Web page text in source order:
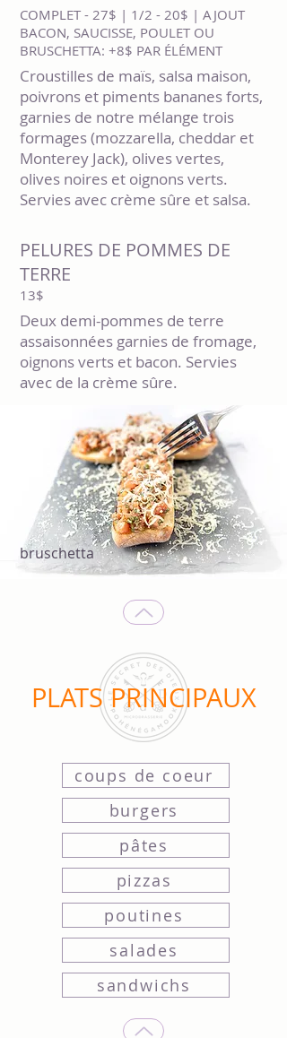
COMPLET - 27$ | 1/2 - 20$ | AJOUT
BACON, SAUCISSE, POULET OU
BRUSCHETTA: +8$ PAR ÉLÉMENT
Croustilles de maïs, salsa maison,
poivrons et piments bananes forts,
garnies de notre mélange trois
formages (mozzarella, cheddar et
Monterey Jack), olives vertes,
olives noires et oignons verts.
Servies avec crème sûre et salsa.
PELURES DE POMMES DE
TERRE
13$
Deux demi-pommes de terre
assaisonnées garnies de fromage,
oignons verts et bacon. Servies
avec de la crème sûre.
bruschetta
PLATS PRINCIPAUX
coups de coeur
burgers
pâtes
pizzas
poutines
salades
sandwichs